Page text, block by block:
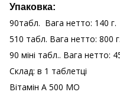
Упаковка:
90табл. Вага нетто: 140 г.
510 табл. Вага нетто: 800 г.
90 міні табл.. Вага нетто:
Склад: в 1 таблетці
Вітамін А 500 МО